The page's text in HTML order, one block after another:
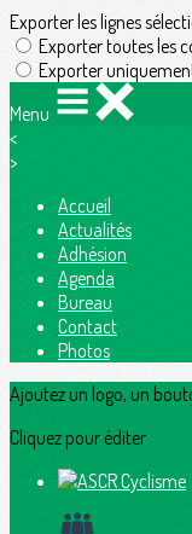
Exporter les lignes
Exporter toutes les
Exporter
Menu
<
>
Accueil
Actualités
Adhésion
Agenda
Bureau
Contact
Photos
Ajoutez un logo, un
Cliquez pour éditer